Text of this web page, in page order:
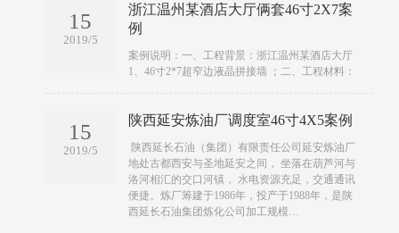
15
2019/5
浙江温州某酒店大厅俩套46寸2X7案
例
​​案例说明：一、工程背景：浙江温州某酒店大厅
1、46寸2*7超窄边液晶拼接墙 ；二、工程材料：
15
2019/5
陕西延安炼油厂调度室46寸4X5案例
​​ 陕西延长石油（集团）有限责任公司延安炼油厂
地处古都西安与圣地延安之间， 坐落在葫芦河与
洛河相汇的交口河镇， 水电资源充足，交通通讯
便捷。炼厂筹建于1986年，投产于1988年，是陕
西延长石油集团炼化公司加工规模…